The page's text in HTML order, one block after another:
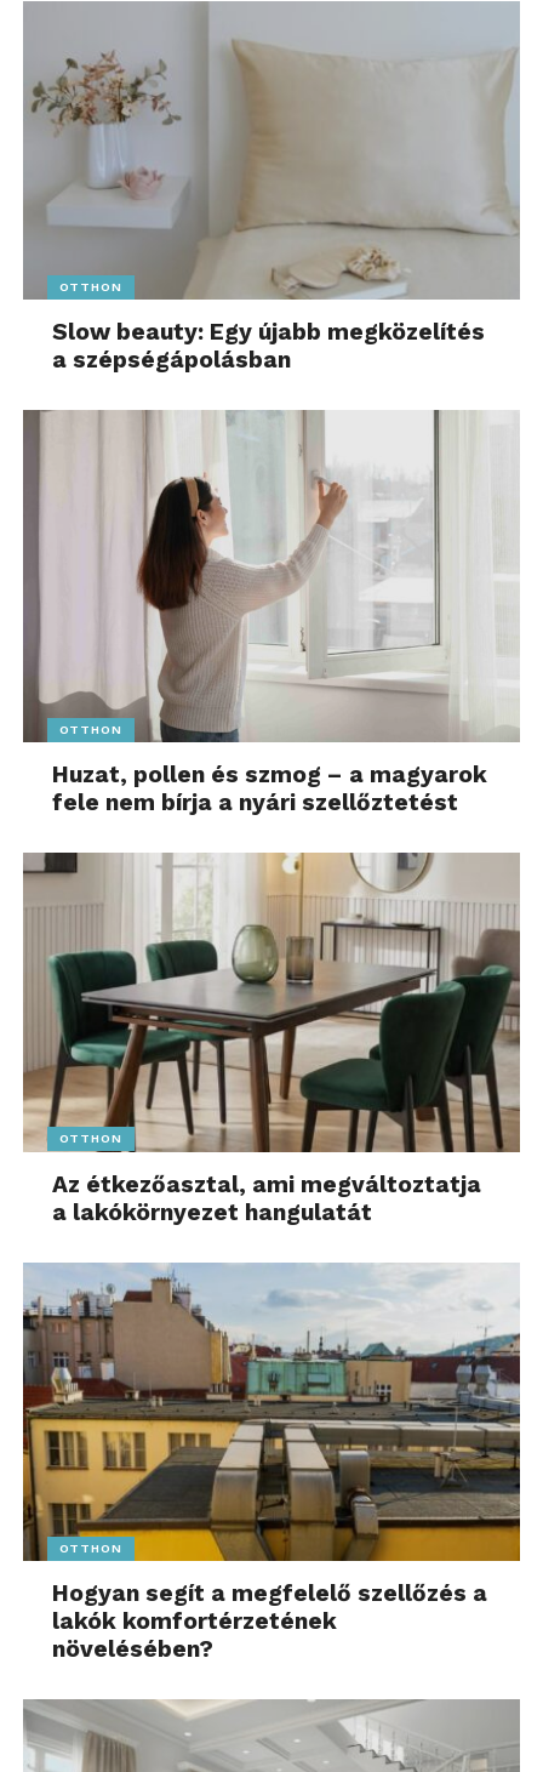
További friss híreket talál a
főoldalán! Kövesse a technológiai híreket és
csatlakozzon hozzánk a
OTTHON
Slow beauty: Egy újabb megközelítés
a szépségápolásban
OTTHON
Huzat, pollen és szmog – a magyarok
fele nem bírja a nyári szellőztetést
OTTHON
Az étkezőasztal, ami megváltoztatja
a lakókörnyezet hangulatát
OTTHON
Hogyan segít a megfelelő szellőzés a
lakók komfortérzetének
növelésében?